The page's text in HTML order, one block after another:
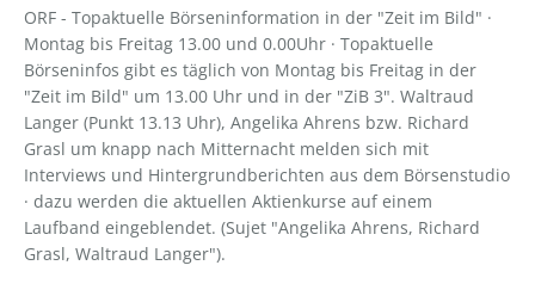
ORF - Topaktuelle Börseninformation in der "Zeit im Bild" ·
Montag bis Freitag 13.00 und 0.00Uhr · Topaktuelle
Börseninfos gibt es täglich von Montag bis Freitag in der
"Zeit im Bild" um 13.00 Uhr und in der "ZiB 3". Waltraud
Langer (Punkt 13.13 Uhr), Angelika Ahrens bzw. Richard
Grasl um knapp nach Mitternacht melden sich mit
Interviews und Hintergrundberichten aus dem Börsenstudio
· dazu werden die aktuellen Aktienkurse auf einem
Laufband eingeblendet. (Sujet "Angelika Ahrens, Richard
Grasl, Waltraud Langer").